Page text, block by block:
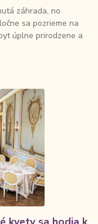
záhrada, no
sa pozrieme na
úplne prirodzene a